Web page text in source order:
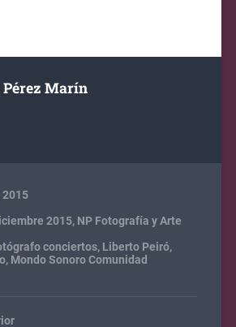
Pérez Marín
2015
2015, NP Fotografía y Arte
conciertos, Liberto Peiró,
, Mondo Sonoro Comunidad